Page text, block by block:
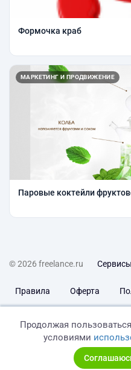
Формочка краб
МАРКЕТИНГ И ПРОДВИЖЕНИЕ
Паровые коктейли
© 2026 freelance.ru Сервисы
Правила Оферта
Продолжая
условиями